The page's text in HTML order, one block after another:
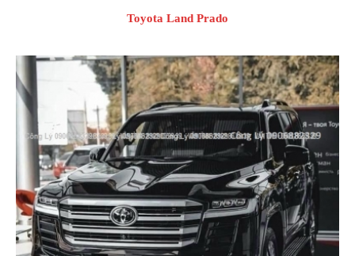
Toyota Land Prado